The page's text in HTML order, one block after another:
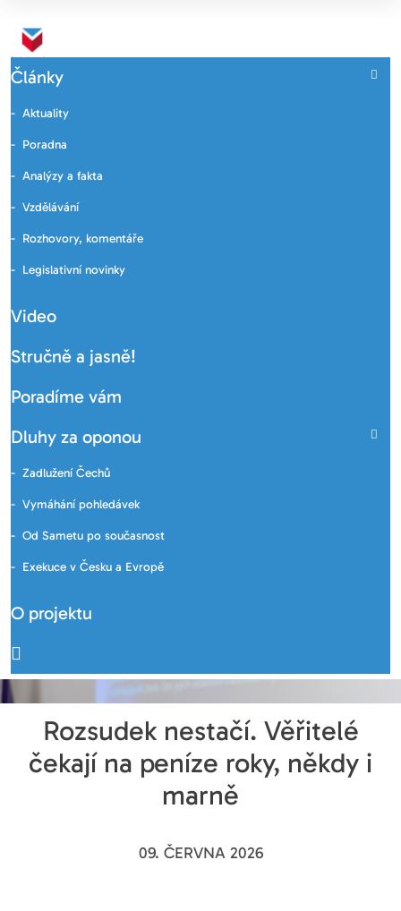
Články
Aktuality
Poradna
Analýzy a fakta
Vzdělávání
Rozhovory, komentáře
Legislativní novinky
Video
Stručně a jasně!
Poradíme vám
Dluhy za oponou
Zadlužení Čechů
Vymáhání pohledávek
Od Sametu po současnost
Exekuce v Česku a Evropě
O projektu
Rozsudek nestačí. Věřitelé
čekají na peníze roky, někdy i
marně
09. ČERVNA 2026